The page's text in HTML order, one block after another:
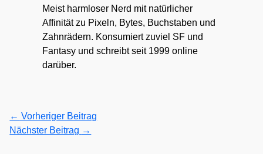
Meist harmloser Nerd mit natürlicher
Affinität zu Pixeln, Bytes, Buchstaben und
Zahnrädern. Konsumiert zuviel SF und
Fantasy und schreibt seit 1999 online
darüber.
← Vorheriger Beitrag
Nächster Beitrag →